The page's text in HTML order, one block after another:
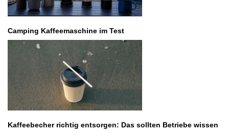
Camping Kaffeemaschine im Test
Kaffeebecher richtig entsorgen: Das sollten Betriebe wissen